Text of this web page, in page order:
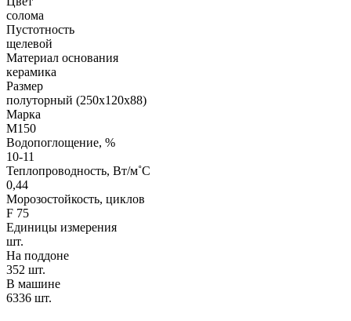
солома
Пустотность
щелевой
Материал основания
керамика
Размер
полуторный (250х120х88)
Марка
М150
Водопоглощение, %
10-11
Теплопроводность, Вт/м˚С
0,44
Морозостойкость, циклов
F 75
Единицы измерения
шт.
На поддоне
352 шт.
В машине
6336 шт.